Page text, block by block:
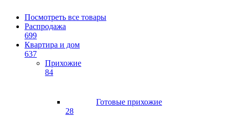
Посмотреть все товары
Распродажа
699
Квартира и дом
637
Прихожие
84
Готовые прихожие
28